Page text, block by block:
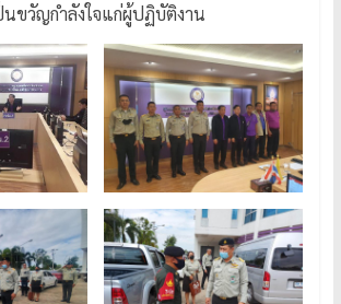
ขวัญกำลังใจแก่ผู้ปฏิบัติงาน